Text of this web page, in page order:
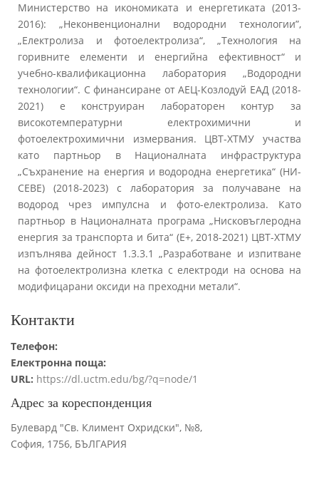
Министерство на икономиката и енергетиката (2013-
2016): „Неконвенционални водородни технологии”,
„Електролиза и фотоелектролиза“, „Технология на
горивните елементи и енергийна ефективност“ и
учебно-квалификационна лаборатория „Водородни
технологии“. С финансиране от АЕЦ-Козлодуй ЕАД (2018-
2021) е конструиран лабораторен контур за
високотемпературни електрохимични и
фотоелектрохимични измервания. ЦВТ-ХТМУ участва
като партньор в Националната инфраструктура
„Съхранение на енергия и водородна енергетика“ (НИ-
СЕВЕ) (2018-2023) с лаборатория за получаване на
водород чрез импулсна и фото-електролиза. Като
партньор в Националната програма „Нисковъглероднa
енергия за транспорта и бита“ (Е+, 2018-2021) ЦВТ-ХТМУ
изпълнява дейност 1.3.3.1 „Разработване и изпитване
на фотоелектролизна клетка с електроди на основа на
модифицарани оксиди на преходни метали“.
Контакти
Телефон:
Електронна поща:
URL: https://dl.uctm.edu/bg/?q=node/1
Адрес за кореспонденция
Булевард "Св. Климент Охридски", №8,
София, 1756, БЪЛГАРИЯ